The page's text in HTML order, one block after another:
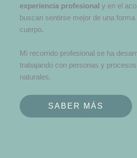
experiencia profesional y en el
buscan sentirse mejor de una
cuerpo.
Mi recorrido profesional se ha
trabajando con personas y
naturales.
SABER MÁS